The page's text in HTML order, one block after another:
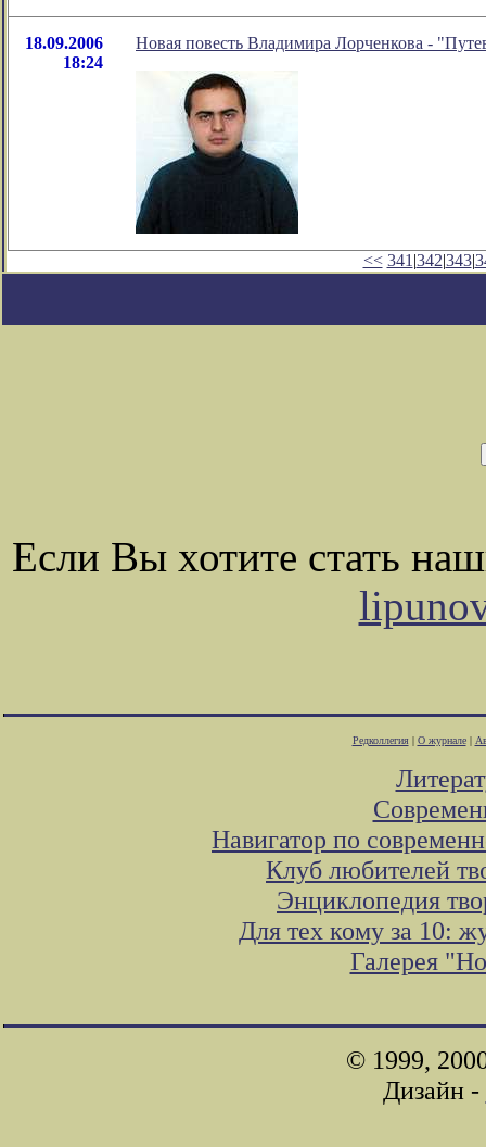
18.09.2006
18:24
Новая повесть Владимира Лорченкова -
<< 341 |342|343|
Если Вы хотите стать
Редколлегия| О журнале|
Навигатор по
Клуб любителей
Энциклопедия
Для тех кому за 10:
Галерея
© 1999,
Дизайн -